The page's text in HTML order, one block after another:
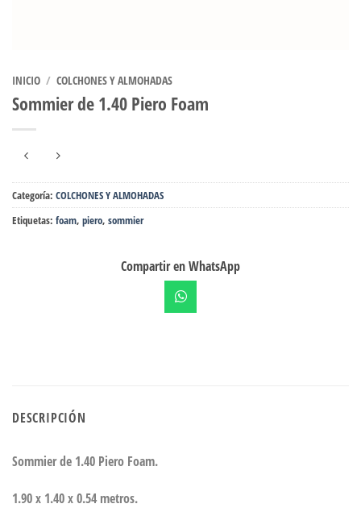
INICIO / COLCHONES Y ALMOHADAS
Sommier de 1.40 Piero Foam
Categoría: COLCHONES Y ALMOHADAS
Etiquetas: foam, piero, sommier
Compartir en WhatsApp
DESCRIPCIÓN
Sommier de 1.40 Piero Foam.
1.90 x 1.40 x 0.54 metros.